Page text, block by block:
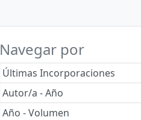
Navegar por
Últimas Incorporaciones
Autor/a - Año
Año - Volumen